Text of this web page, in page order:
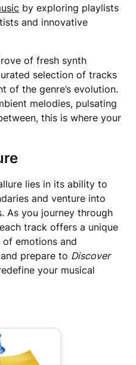
by exploring playlists
and innovative
of fresh synth
selection of tracks
of the genre’s evolution.
melodies, pulsating
this is where your
lies in its ability to
and venture into
As you journey through
track offers a unique
emotions and
prepare to Discover
your musical